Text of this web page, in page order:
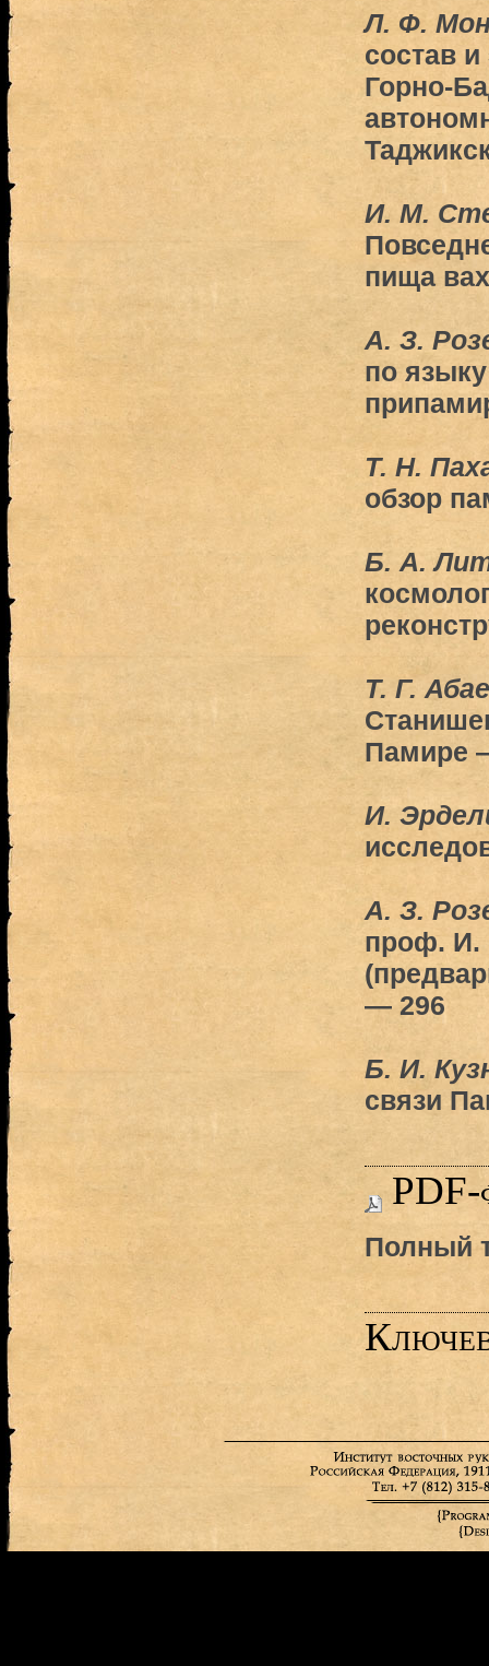
Л. Ф.
состав
Горно-
И. М.
пища
А. З.
по
Т. Н.
обзор
Б. А.
Т. Г.
Памире
И.
A. З.
проф. И.
— 296
Б. И.
связи
PDF-
Полный